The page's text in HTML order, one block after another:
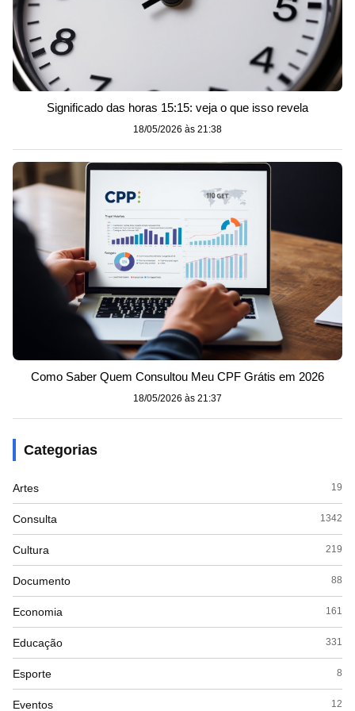
Significado das horas 15:15: veja o que isso revela
18/05/2026 às 21:38
Como Saber Quem Consultou Meu CPF Grátis em 2026
18/05/2026 às 21:37
Categorias
Artes 19
Consulta 1342
Cultura 219
Documento 88
Economia 161
Educação 331
Esporte 8
Eventos 12